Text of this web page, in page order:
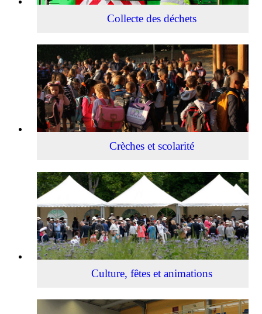
Collecte des déchets
Crèches
et
scolarité
Crèches et scolarité
Culture,
fêtes
et
animations
Culture, fêtes et animations
Associations